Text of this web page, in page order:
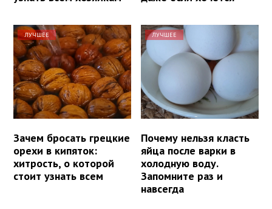
ЛУЧШЕЕ
Зачем бросать грецкие
орехи в кипяток:
хитрость, о которой
стоит узнать всем
ЛУЧШЕЕ
Почему нельзя класть
яйца после варки в
холодную воду.
Запомните раз и
навсегда